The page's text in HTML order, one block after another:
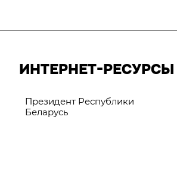
ИНТЕРНЕТ-РЕСУРСЫ
Президент Республики
Беларусь